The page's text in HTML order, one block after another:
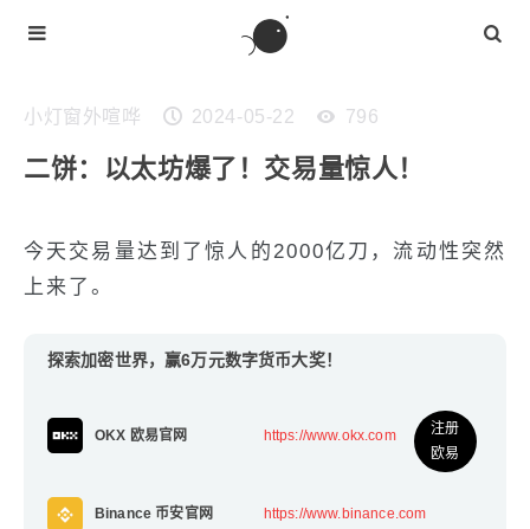
小灯窗外喧哗 2024-05-22 796
二饼：以太坊爆了！交易量惊人！
今天交易量达到了惊人的2000亿刀，流动性突然
上来了。
探索加密世界，赢6万元数字货币大奖！
OKX 欧易官网 https://www.okx.com
注册
欧易
Binance 币安官网 https://www.binance.com